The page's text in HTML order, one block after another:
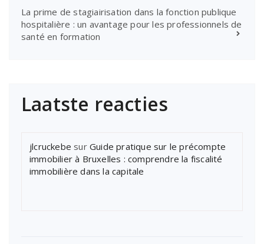
La prime de stagiairisation dans la fonction publique
hospitalière : un avantage pour les professionnels de
santé en formation
Laatste reacties
jlcruckebe sur Guide pratique sur le précompte
immobilier à Bruxelles : comprendre la fiscalité
immobilière dans la capitale